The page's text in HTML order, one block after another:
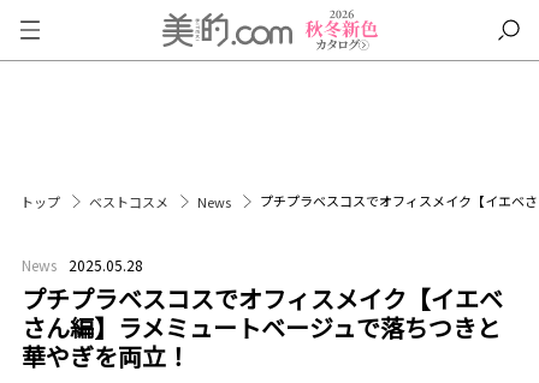
トップ ベストコスメ News プチプラベスコスでオフィスメイク【イエベ
News 2025.05.28
プチプラベスコスでオフィスメイク【イエベ
さん編】ラメミュートベージュで落ちつきと
華やぎを両立！